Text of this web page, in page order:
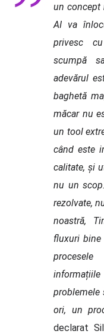
un concept
AI va
privesc
scumpă
adevărul
baghetă
măcar nu
un tool
când este
calitate, și
nu un
rezolvate,
noastră,
fluxuri bine
problemele
ori, un
declarat